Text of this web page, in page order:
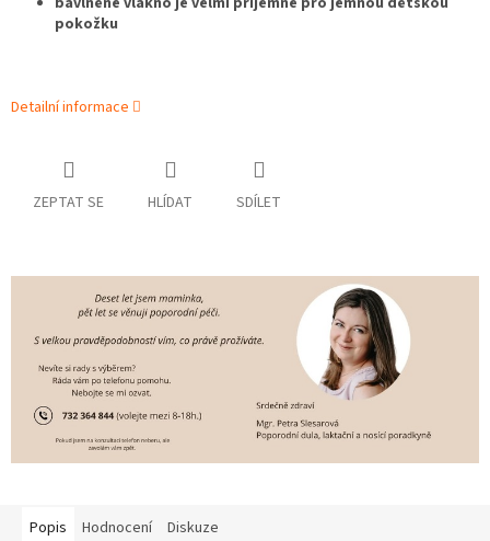
pokožku
Detailní informace
ZEPTAT SE HLÍDAT SDÍLET
Popis Hodnocení Diskuze